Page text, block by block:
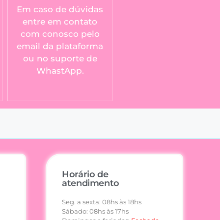
Em caso de dúvidas
entre em contato
com conosco pelo
email da plataforma
ou no suporte de
WhastApp.
Horário de
atendimento
Seg. a sexta: 08hs às 18hs
Sábado: 08hs às 17hs